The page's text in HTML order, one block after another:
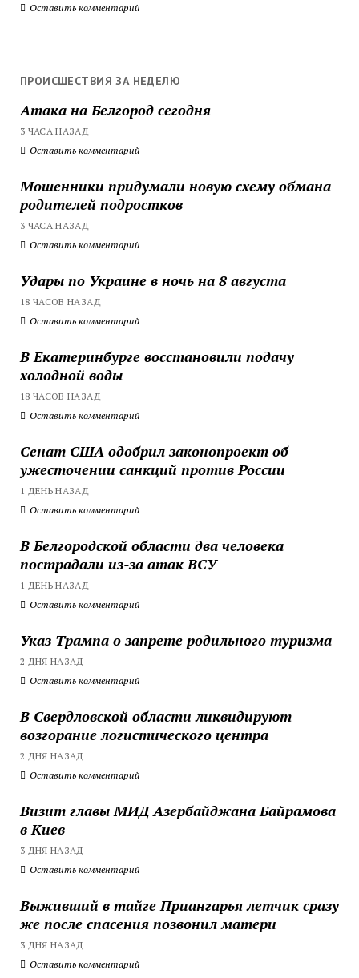
Оставить комментарий
ПРОИСШЕСТВИЯ ЗА НЕДЕЛЮ
Атака на Белгород сегодня
3 ЧАСА НАЗАД
Оставить комментарий
Мошенники придумали новую схему обмана
родителей подростков
3 ЧАСА НАЗАД
Оставить комментарий
Удары по Украине в ночь на 8 августа
18 ЧАСОВ НАЗАД
Оставить комментарий
В Екатеринбурге восстановили подачу
холодной воды
18 ЧАСОВ НАЗАД
Оставить комментарий
Сенат США одобрил законопроект об
ужесточении санкций против России
1 ДЕНЬ НАЗАД
Оставить комментарий
В Белгородской области два человека
пострадали из-за атак ВСУ
1 ДЕНЬ НАЗАД
Оставить комментарий
Указ Трампа о запрете родильного туризма
2 ДНЯ НАЗАД
Оставить комментарий
В Свердловской области ликвидируют
возгорание логистического центра
2 ДНЯ НАЗАД
Оставить комментарий
Визит главы МИД Азербайджана Байрамова
в Киев
3 ДНЯ НАЗАД
Оставить комментарий
Выживший в тайге Приангарья летчик сразу
же после спасения позвонил матери
3 ДНЯ НАЗАД
Оставить комментарий